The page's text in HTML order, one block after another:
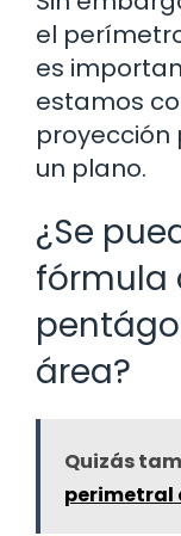
el
es
estamos
un plano.
¿Se
fórmula
área?
Quizás
perimetral